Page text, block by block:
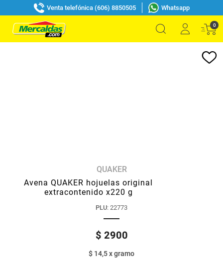
Venta telefónica (606) 8850505 Whatsapp
0
QUAKER
Avena QUAKER hojuelas original
extracontenido x220 g
PLU: 22773
$ 2900
$ 14,5xgramo